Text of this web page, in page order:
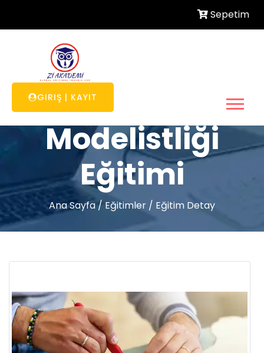
Sepetim
GIRIŞ | KAYIT
Ayakkabı
Modelistliği
Eğitimi
Ana Sayfa / Eğitimler / Eğitim Detay